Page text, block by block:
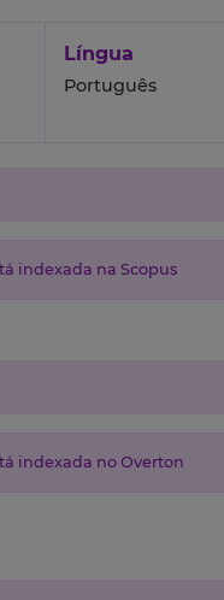
Língua
Português
indexada na Scopus
indexada no Overton